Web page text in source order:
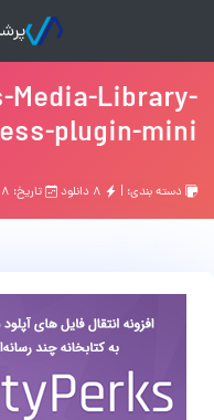
Media-Library-
plugin-mini
دسته بندی: | تاریخ: ۸ سال قبل